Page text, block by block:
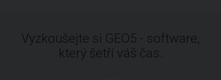
Vyzkoušejte si GEO5 - software,
který šetří váš čas.